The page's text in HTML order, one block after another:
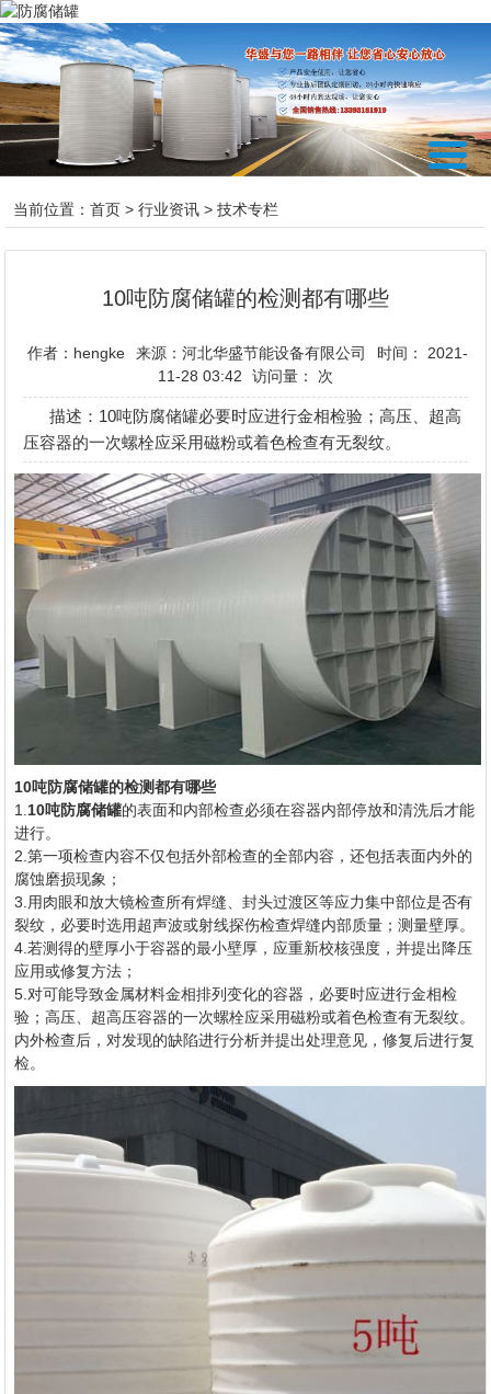
当前位置：首页 >行业资讯 >技术专栏
10吨防腐储罐的检测都有哪些
作者：hengke 来源：河北华盛节能设备有限公司
时间： 2021-
11-28 03:42
访问量： 次
描述：10吨防腐储罐必要时应进行金相检验；高压、超高
压容器的一次螺栓应采用磁粉或着色检查有无裂纹。
10吨防腐储罐的检测都有哪些
1. 10吨防腐储罐的表面和内部检查必须在容器内部停放和清洗后才能
进行。
2.第一项检查内容不仅包括外部检查的全部内容，还包括表面内外的
腐蚀磨损现象；
3.用肉眼和放大镜检查所有焊缝、封头过渡区等应力集中部位是否有
裂纹，必要时选用超声波或射线探伤检查焊缝内部质量；测量壁厚。
4.若测得的壁厚小于容器的最小壁厚，应重新校核强度，并提出降压
应用或修复方法；
5.对可能导致金属材料金相排列变化的容器，必要时应进行金相检
验；高压、超高压容器的一次螺栓应采用磁粉或着色检查有无裂纹。
内外检查后，对发现的缺陷进行分析并提出处理意见，修复后进行复
检。